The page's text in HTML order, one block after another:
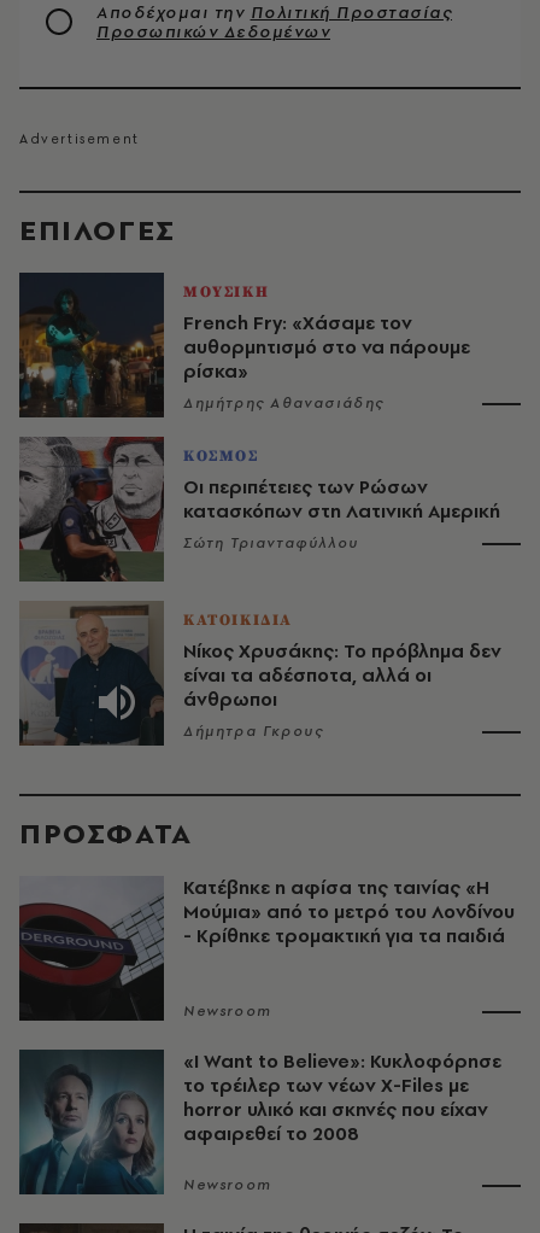
EΠΙΛΟΓΈΣ
ΜΟΥΣΙΚΗ
French Fry: «Χάσαμε τον
αυθορμητισμό στο να πάρουμε
ρίσκα»
Δημήτρης Αθανασιάδης
ΚΟΣΜΟΣ
Οι περιπέτειες των Ρώσων
κατασκόπων στη Λατινική Αμερική
Σώτη Τριανταφύλλου
ΚΑΤΟΙΚΙΔΙΑ
Νίκος Χρυσάκης: Το πρόβλημα δεν
είναι τα αδέσποτα, αλλά οι
άνθρωποι
Δήμητρα Γκρους
Αποδέχομαι την Πολιτική Προστασίας
Προσωπικών Δεδομένων
ΠΡΟΣΦΑΤΑ
Κατέβηκε η αφίσα της ταινίας «Η
Μούμια» από το μετρό του Λονδίνου
- Κρίθηκε τρομακτική για τα παιδιά
Newsroom
«I Want to Believe»: Κυκλοφόρησε
το τρέιλερ των νέων X-Files με
horror υλικό και σκηνές που είχαν
αφαιρεθεί το 2008
Newsroom